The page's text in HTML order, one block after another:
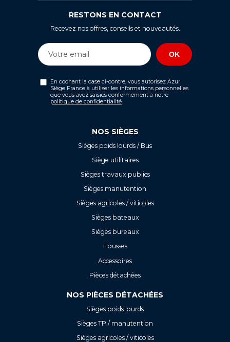
RESTONS EN CONTACT
Recevez nos offres, conseils et nouveautés.
En cochant la case ci-contre, vous autorisez Azur
Siège France à utiliser les informations personnelles
que vous avez saisies conformément à notre
politique de confidentialité
NOS SIÈGES
Sièges poids lourds / Bus
Siège utilitaires
Sièges travaux publics
Sièges manutention
Sièges agricoles / viticoles
Sièges bateaux
Sièges bureaux
Housses
Accessoires
Pièces détachées
NOS PIÈCES DÉTACHÉES
Sièges poids lourds
Sièges TP / manutention
Sièges agricoles / viticoles